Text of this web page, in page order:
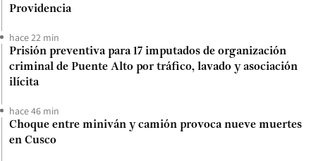
Providencia
hace 22 min
Prisión preventiva para 17 imputados de organización
criminal de Puente Alto por tráfico, lavado y asociación
ilícita
hace 46 min
Choque entre miniván y camión provoca nueve muertes
en Cusco